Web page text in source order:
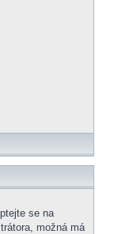
se na
možná má